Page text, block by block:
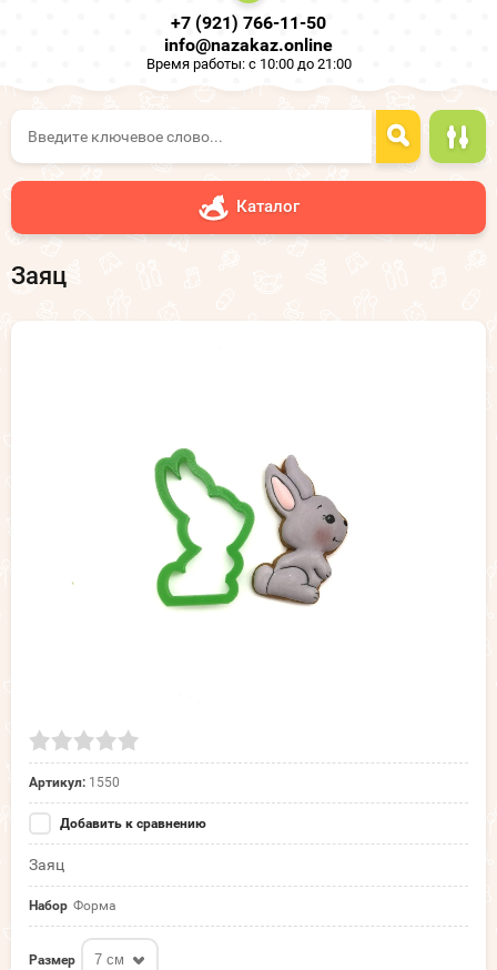
+7 (921) 766-11-50
info@nazakaz.online
Время работы: с 10:00 до 21:00
Каталог
Заяц
Артикул: 1550
Добавить к сравнению
Заяц
Набор Форма
Размер 7 см